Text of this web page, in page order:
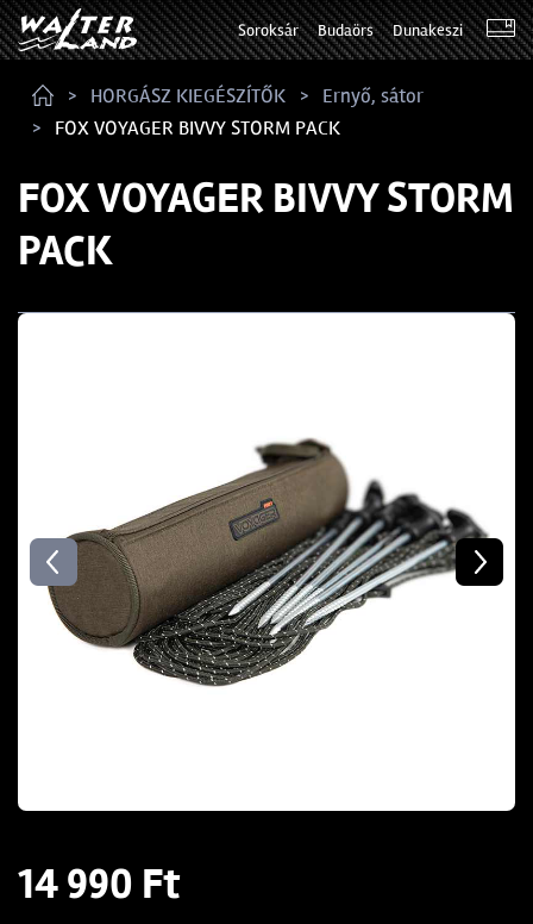
Soroksár Budaörs Dunakeszi
HORGÁSZ KIEGÉSZÍTŐK
Ernyő, sátor
FOX VOYAGER BIVVY STORM PACK
FOX VOYAGER BIVVY STORM
PACK
14 990 Ft